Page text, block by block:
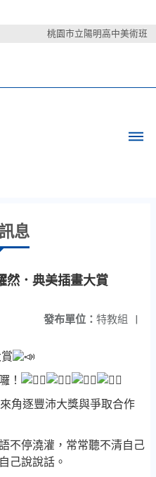
桃園市立陽明高中美術班
息
然．典美插畫大賞
發布單位： 特教組 |
！
角逐豐沛大獎與爭取合作
不停澆灌，常常聽不清自己
己說說話。